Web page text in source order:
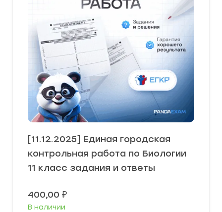
[11.12.2025] Единая городская
контрольная работа по Биологии
11 класс задания и ответы
400,00 ₽
В наличии